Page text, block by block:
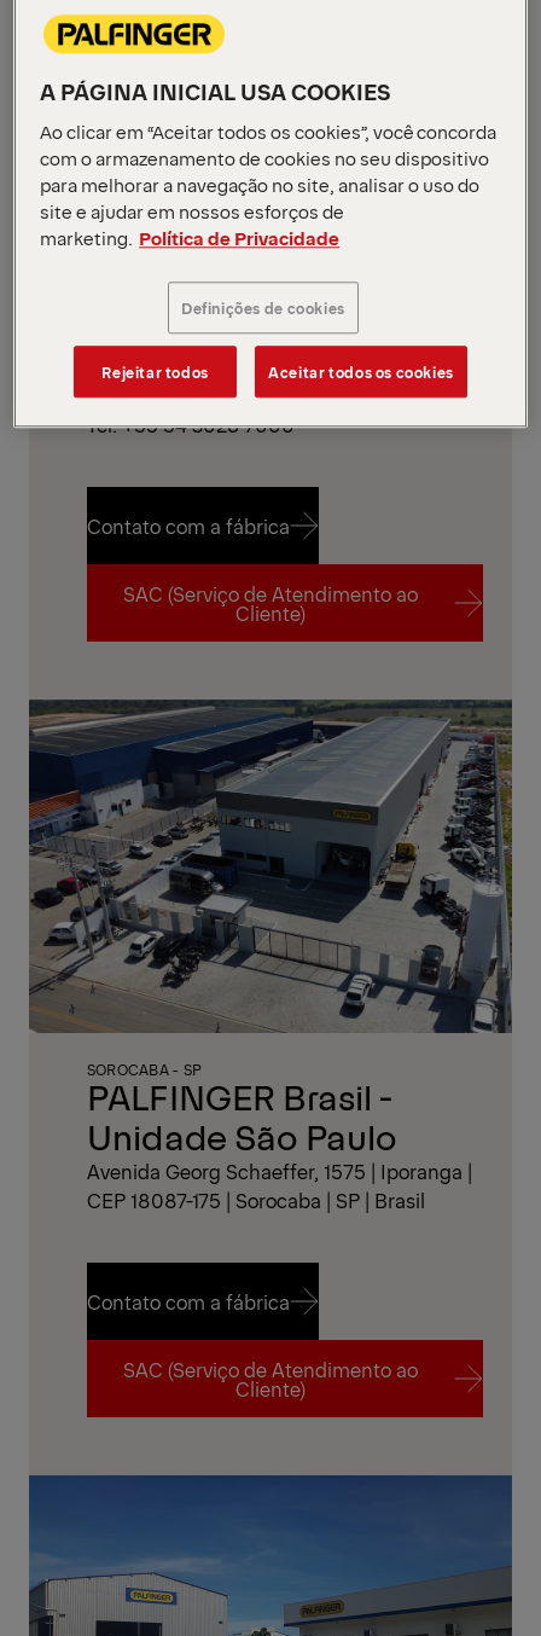
PALFINGER Brasil
CAXIAS DO SUL - RS
Endereço: Rua Flávio Francisco Bellini, 350 |
Caxias do Sul - RS | Brasil
Tel: +55 54 3026 7000
Contato com a fábrica
Contato com a fábrica
SAC (Serviço de Atendimento ao
Cliente)
PALFINGER Brasil -
Unidade São Paulo
SOROCABA - SP
Avenida Georg Schaeffer, 1575 | Iporanga |
CEP 18087-175 | Sorocaba | SP | Brasil
Contato com a fábrica
Contato com a fábrica
SAC (Serviço de Atendimento ao
Cliente)
A PÁGINA INICIAL USA COOKIES
Ao clicar em “Aceitar todos os cookies”, você concorda
com o armazenamento de cookies no seu dispositivo
para melhorar a navegação no site, analisar o uso do
site e ajudar em nossos esforços de
marketing. Política de Privacidade
Definições de cookies
Rejeitar todos Aceitar todos os cookies